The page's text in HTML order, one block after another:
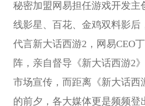
秘密加盟网易担任游戏开发主
线影星、百花、金鸡双料影后
代言新大话西游2 ， 网易CEO
阵，亲自督导《新大话西游2
市场宣传，而距离《新大话西
的前夕，各大媒体更是频频登